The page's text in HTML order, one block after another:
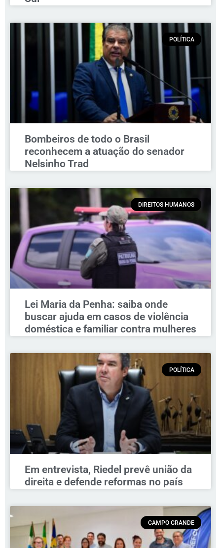
POLÍTICA
Bombeiros de todo o Brasil
reconhecem a atuação do senador
Nelsinho Trad
DIREITOS HUMANOS
Lei Maria da Penha: saiba onde
buscar ajuda em casos de violência
doméstica e familiar contra mulheres
POLÍTICA
Em entrevista, Riedel prevê união da
direita e defende reformas no país
CAMPO GRANDE